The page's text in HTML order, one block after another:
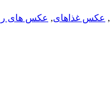
, عکس غذاهای, عکس های